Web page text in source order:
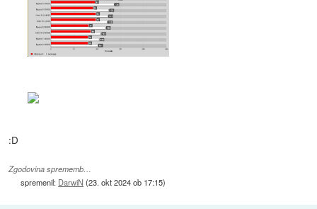
:D
Zgodovina sprememb…
spremenil: DarwiN(23. okt 2024 ob 17:15)